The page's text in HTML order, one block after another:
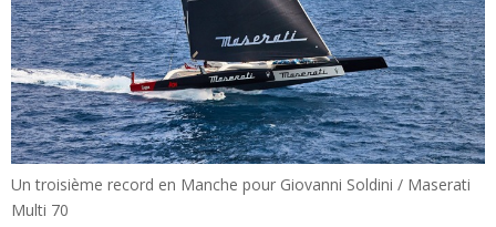
Un troisième record en Manche pour Giovanni Soldini / Maserati
Multi 70